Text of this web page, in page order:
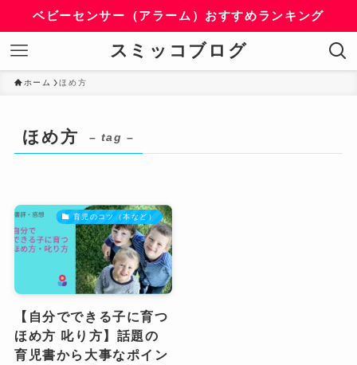
ベビーセンサー（アラーム）おすすめランキング
スミッコブログ
ホーム ほめ方
ほめ方 – tag –
育児のコツ（本など）
【自分でできる子に育つ
ほめ方 叱り方】話題の
育児書から大事なポイン